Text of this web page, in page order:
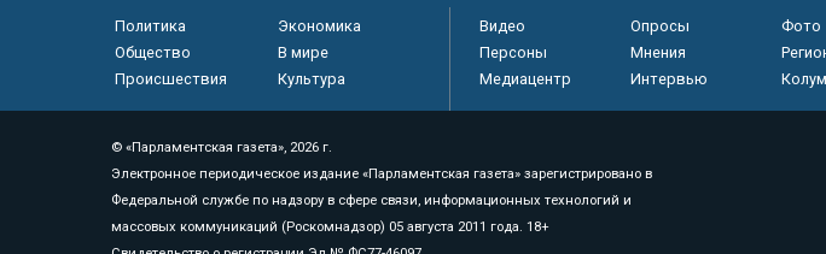
Политика
Экономика
Общество
В мире
Происшествия
Культура
Видео Опросы
Фото
Персоны
Мнения
Медиацентр
Интервью
© «Парламентская газета», 2026 г.
Электронное периодическое издание «Парламентская газета» зарегистрировано в
Федеральной службе по надзору в сфере связи, информационных технологий и
массовых коммуникаций (Роскомнадзор) 05 августа 2011 года. 18+